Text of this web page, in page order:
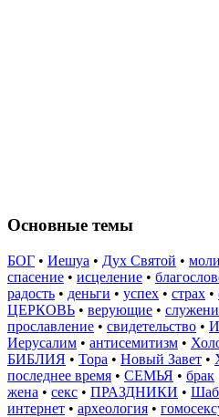
Основные темы
БОГ • Иешуа • Дух Святой •
спасение • исцеление •
радость • деньги • успех • страх •
ЦЕРКОВЬ • верующие •
прославление • свидетельство •
Иерусалим • антисемитизм •
БИБЛИЯ • Тора • Новый Завет •
последнее время • СЕМЬЯ • брак
жена • секс • ПРАЗДНИКИ •
интернет • археология •